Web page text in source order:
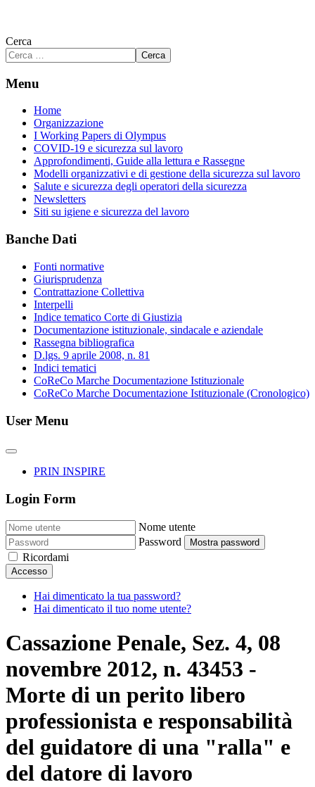
Cerca
Cerca
Menu
Home
Organizzazione
I Working Papers di Olympus
COVID-19 e sicurezza sul lavoro
Approfondimenti, Guide alla lettura e Rassegne
Modelli organizzativi e di gestione della sicurezza sul lavoro
Salute e sicurezza degli operatori della sicurezza
Newsletters
Siti su igiene e sicurezza del lavoro
Banche Dati
Fonti normative
Giurisprudenza
Contrattazione Collettiva
Interpelli
Indice tematico Corte di Giustizia
Documentazione istituzionale, sindacale e aziendale
Rassegna bibliografica
D.lgs. 9 aprile 2008, n. 81
Indici tematici
CoReCo Marche Documentazione Istituzionale
CoReCo Marche Documentazione Istituzionale (Cronologico)
User Menu
PRIN INSPIRE
Login Form
Nome utente
Password
Mostra password
Ricordami
Accesso
Hai dimenticato la tua password?
Hai dimenticato il tuo nome utente?
Cassazione Penale, Sez. 4, 08
novembre 2012, n. 43453 -
Morte di un perito libero
professionista e responsabilità
del guidatore di una "ralla" e
del datore di lavoro